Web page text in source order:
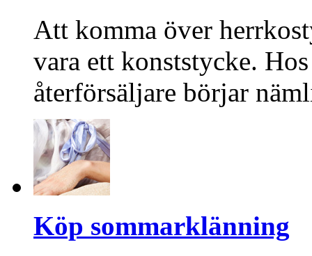
Att komma över
vara ett konststycke.
återförsäljare börjar
Köp sommarklänning